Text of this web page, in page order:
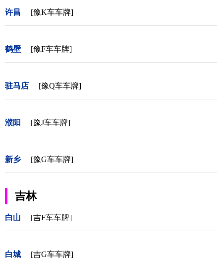
许昌 [豫K车车牌]
鹤壁 [豫F车车牌]
驻马店 [豫Q车车牌]
濮阳 [豫J车车牌]
新乡 [豫G车车牌]
吉林
白山 [吉F车车牌]
白城 [吉G车车牌]